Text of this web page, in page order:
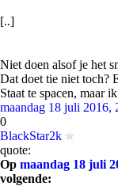
[..]
Niet doen alsof je het
Dat doet tie niet toch?
Staat te spacen, maar
maandag 18 juli 2016,
0
BlackStar2k
quote:
Op maandag 18 juli
volgende: